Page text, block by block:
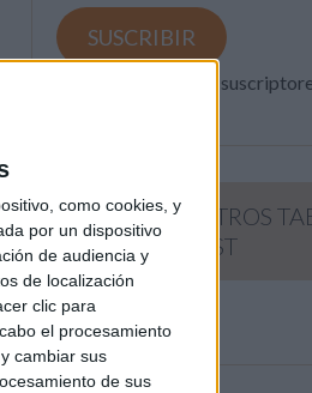
como cookies, y
por un dispositivo
de audiencia y
de localización
clic para
el procesamiento
cambiar sus
de sus
email
SUSCRIBIR
Únete a otros 371K
SIGUE NUESTROS
EN PINTEREST